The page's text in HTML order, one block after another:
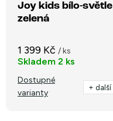
Joy kids bílo-světle
zelená
1 399 Kč / ks
Skladem 2 ks
Dostupné
varianty
+ další